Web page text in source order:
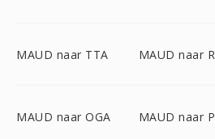
MAUD naar TTA MAUD naar
MAUD naar OGA MAUD naar